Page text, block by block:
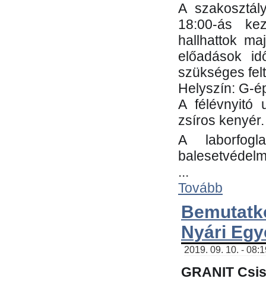
A
18:00-ás
hallhattok
előadások
szükséges
Helyszín: G-
A félévnyitó
zsíros kenyér.
A
...
Tovább
Nyári
2019. 09. 10. -
GRANIT